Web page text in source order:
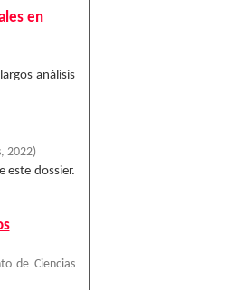
en
análisis
, 2022)
este dossier.
de Ciencias